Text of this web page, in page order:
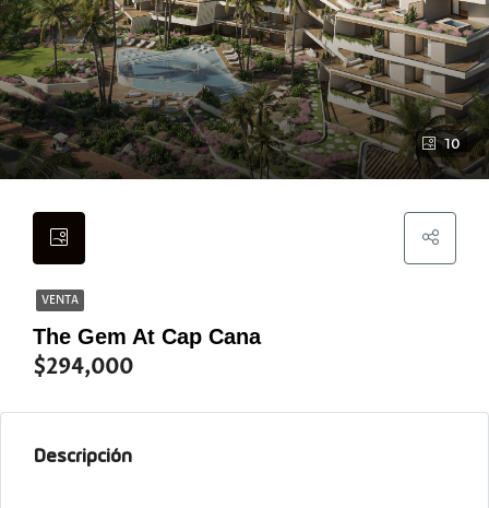
10
VENTA
The Gem At Cap Cana
$294,000
Descripción